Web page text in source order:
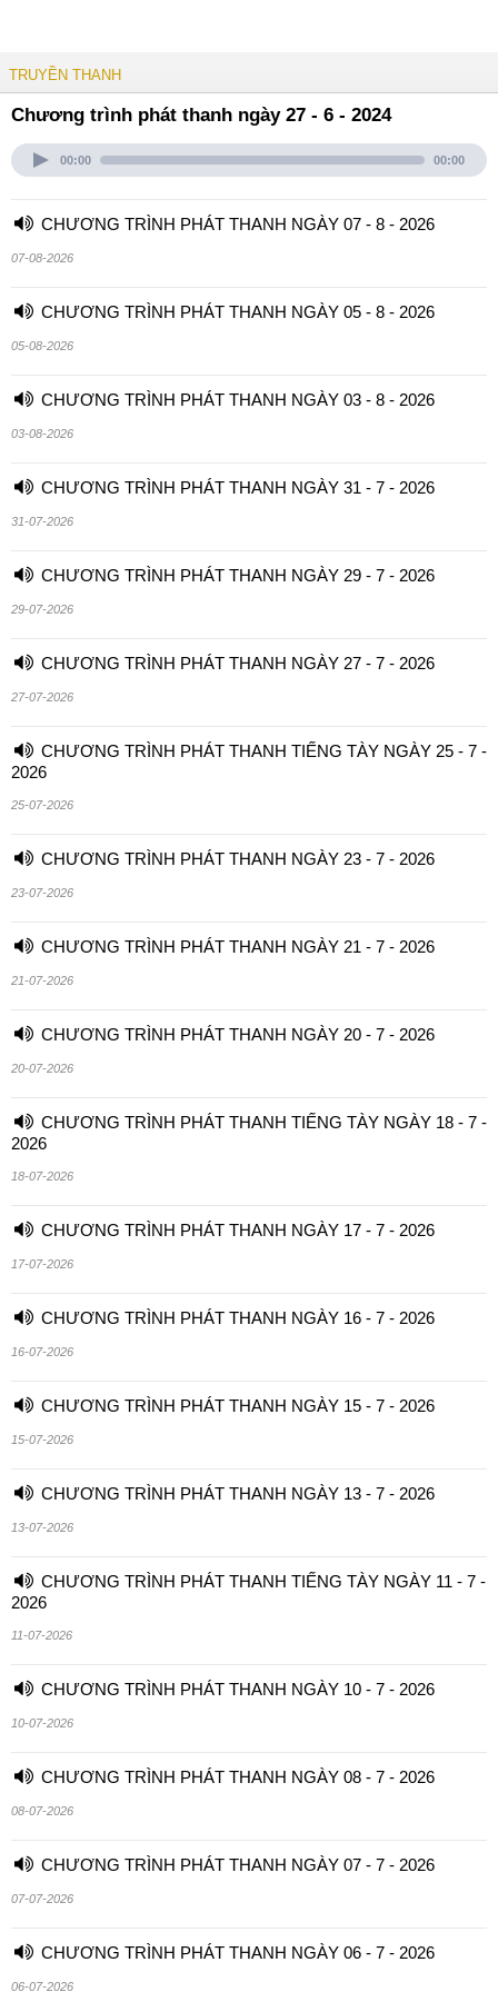
TRUYỀN THANH
Chương trình phát thanh ngày 27 - 6 - 2024
00:00 00:00
CHƯƠNG TRÌNH PHÁT THANH NGÀY 07 - 8 - 2026
07-08-2026
CHƯƠNG TRÌNH PHÁT THANH NGÀY 05 - 8 - 2026
05-08-2026
CHƯƠNG TRÌNH PHÁT THANH NGÀY 03 - 8 - 2026
03-08-2026
CHƯƠNG TRÌNH PHÁT THANH NGÀY 31 - 7 - 2026
31-07-2026
CHƯƠNG TRÌNH PHÁT THANH NGÀY 29 - 7 - 2026
29-07-2026
CHƯƠNG TRÌNH PHÁT THANH NGÀY 27 - 7 - 2026
27-07-2026
CHƯƠNG TRÌNH PHÁT THANH TIẾNG TÀY NGÀY 25 - 7 -
2026
25-07-2026
CHƯƠNG TRÌNH PHÁT THANH NGÀY 23 - 7 - 2026
23-07-2026
CHƯƠNG TRÌNH PHÁT THANH NGÀY 21 - 7 - 2026
21-07-2026
CHƯƠNG TRÌNH PHÁT THANH NGÀY 20 - 7 - 2026
20-07-2026
CHƯƠNG TRÌNH PHÁT THANH TIẾNG TÀY NGÀY 18 - 7 -
2026
18-07-2026
CHƯƠNG TRÌNH PHÁT THANH NGÀY 17 - 7 - 2026
17-07-2026
CHƯƠNG TRÌNH PHÁT THANH NGÀY 16 - 7 - 2026
16-07-2026
CHƯƠNG TRÌNH PHÁT THANH NGÀY 15 - 7 - 2026
15-07-2026
CHƯƠNG TRÌNH PHÁT THANH NGÀY 13 - 7 - 2026
13-07-2026
CHƯƠNG TRÌNH PHÁT THANH TIẾNG TÀY NGÀY 11 - 7 -
2026
11-07-2026
CHƯƠNG TRÌNH PHÁT THANH NGÀY 10 - 7 - 2026
10-07-2026
CHƯƠNG TRÌNH PHÁT THANH NGÀY 08 - 7 - 2026
08-07-2026
CHƯƠNG TRÌNH PHÁT THANH NGÀY 07 - 7 - 2026
07-07-2026
CHƯƠNG TRÌNH PHÁT THANH NGÀY 06 - 7 - 2026
06-07-2026